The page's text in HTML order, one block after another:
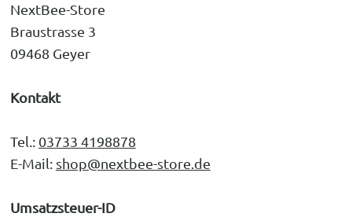
NextBee-Store
Braustrasse 3
09468 Geyer
Kontakt
Tel.: 03733 4198878
E-Mail: shop@nextbee-store.de
Umsatzsteuer-ID